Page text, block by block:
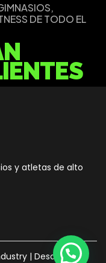
DE TODO EL
y atletas de alto
| Desarrollo de